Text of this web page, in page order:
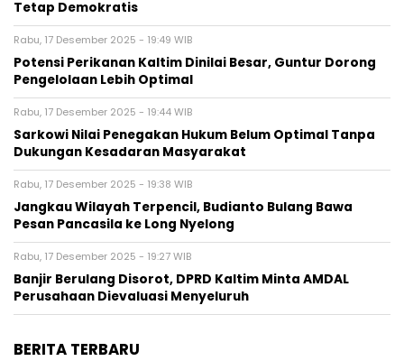
Tetap Demokratis
Rabu, 17 Desember 2025 - 19:49 WIB
Potensi Perikanan Kaltim Dinilai Besar, Guntur Dorong
Pengelolaan Lebih Optimal
Rabu, 17 Desember 2025 - 19:44 WIB
Sarkowi Nilai Penegakan Hukum Belum Optimal Tanpa
Dukungan Kesadaran Masyarakat
Rabu, 17 Desember 2025 - 19:38 WIB
Jangkau Wilayah Terpencil, Budianto Bulang Bawa
Pesan Pancasila ke Long Nyelong
Rabu, 17 Desember 2025 - 19:27 WIB
Banjir Berulang Disorot, DPRD Kaltim Minta AMDAL
Perusahaan Dievaluasi Menyeluruh
BERITA TERBARU